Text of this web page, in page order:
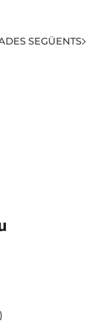
SEGÜENTS